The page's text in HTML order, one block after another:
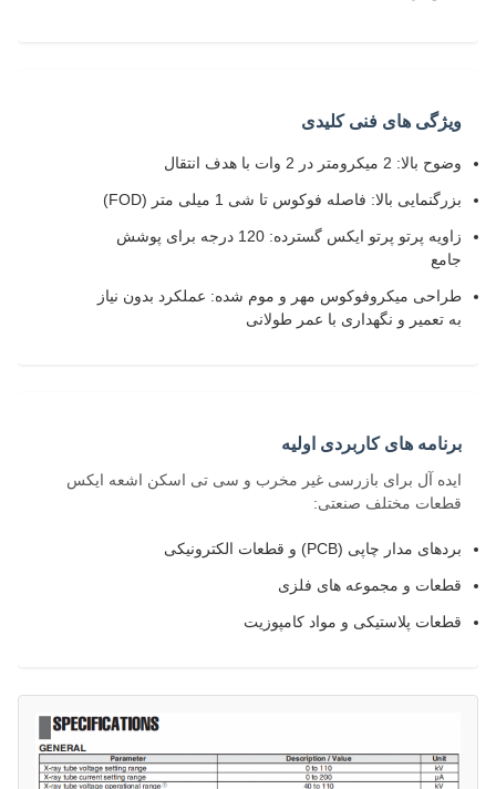
ویژگی های فنی کلیدی
وضوح بالا: 2 میکرومتر در 2 وات با هدف انتقال
بزرگنمایی بالا: فاصله فوکوس تا شی 1 میلی متر (FOD)
زاویه پرتو پرتو ایکس گسترده: 120 درجه برای پوشش
جامع
طراحی میکروفوکوس مهر و موم شده: عملکرد بدون نیاز
به تعمیر و نگهداری با عمر طولانی
برنامه های کاربردی اولیه
ایده آل برای بازرسی غیر مخرب و سی تی اسکن اشعه ایکس
قطعات مختلف صنعتی:
بردهای مدار چاپی (PCB) و قطعات الکترونیکی
قطعات و مجموعه های فلزی
قطعات پلاستیکی و مواد کامپوزیت